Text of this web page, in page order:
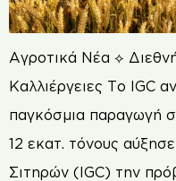
Αγροτικά Νέα ⟡
Καλλιέργειες Το IGC
παγκόσμια παραγωγή
12 εκατ. τόνους
Σιτηρών (IGC) την